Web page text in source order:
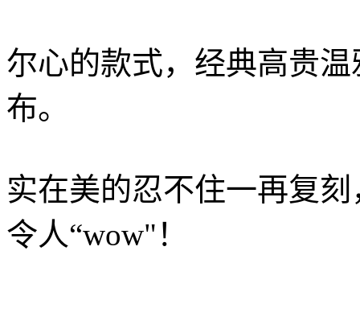
尔心的款式，经典高贵
布。
实在美的忍不住一再复
令人“wow"！